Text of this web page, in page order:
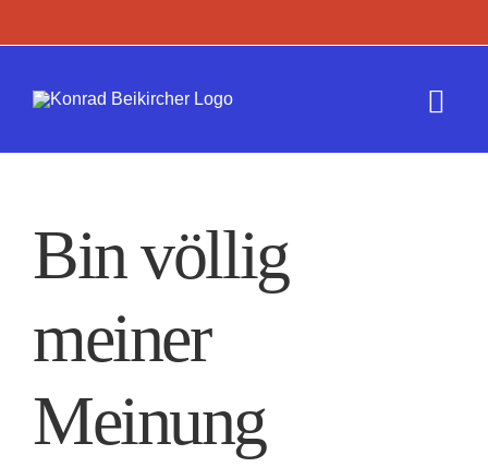
Inhalt
Bin völlig
meiner
Meinung